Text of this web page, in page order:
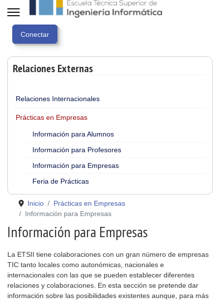
Relaciones Externas
Relaciones Internacionales
Prácticas en Empresas
Información para Alumnos
Información para Profesores
Información para Empresas
Feria de Prácticas
Inicio
Prácticas en Empresas
Información para Empresas
Información para Empresas
La ETSII tiene colaboraciones con un gran número de empresas
TIC tanto locales como autonómicas, nacionales e
internacionales con las que se pueden establecer diferentes
relaciones y colaboraciones. En esta sección se pretende dar
información sobre las posibilidades existentes aunque, para más